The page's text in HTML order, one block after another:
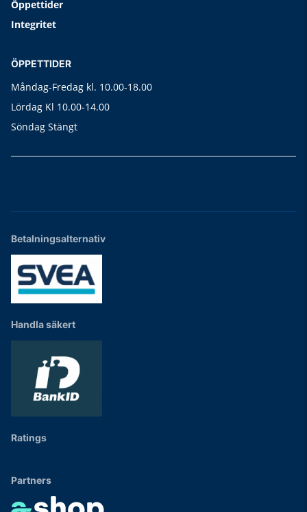
Öppettider
Integritet
ÖPPETTIDER
Måndag-Fredag kl. 10.00-18.00
Lördag Kl 10.00-14.00
Söndag Stängt
Betalningsalternativ
Handla säkert
Ratings
Partners